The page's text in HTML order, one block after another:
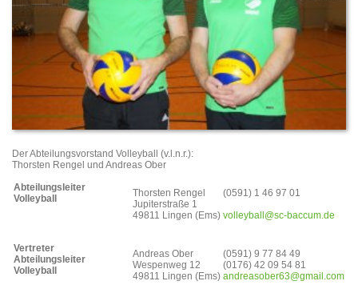
Der Abteilungsvorstand Volleyball (v.l.n.r.):
Thorsten Rengel und Andreas Ober
Abteilungsleiter
Volleyball
Thorsten Rengel
Jupiterstraße 1
49811 Lingen (Ems)
(0591) 1 46 97 01
volleyball@sc-baccum.de
Vertreter
Abteilungsleiter
Volleyball
Andreas Ober
Wespenweg 12
49811 Lingen (Ems)
(0591) 9 77 84 49
(0176) 42 09 54 81
andreasober63@gmail.com